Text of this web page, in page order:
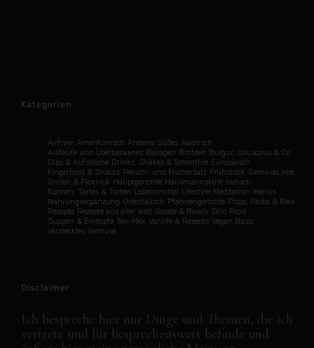
Kategorien
Airfryer Amerikanisch Anderes Süßes Asiatisch
Aufläufe und Überbackenes Beilagen Brotzeit Bulgur, Couscous & Co
Dips & Aufstriche Drinks, Shakes & Smoothie Europäisch
Fingerfood & Snacks Fleisch- und Fischersatz Frühstück GemüseLiebe
Grillen & Picknick Hauptgerichte Hausmannskost Indisch
Kuchen, Tartes & Torten Lebensmittel Lifestyle Mediterran Menüs
Nahrungsergänzung Orientalisch Pfannengerichte Pizza, Pasta & Reis
Rezepte Rezepte aus aller Welt Salate & Bowls Skin Food
Suppen & Eintöpfe Tex-Mex Vanlife & Rezepte Vegan Basic
Verstecktes Gemüse
Disclaimer
Ich bespreche hier nur Dinge und Themen, die ich
vertrete und für besprechenswert befinde und